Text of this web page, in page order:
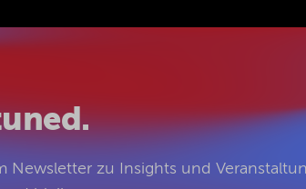
Newsletter zu Insights und